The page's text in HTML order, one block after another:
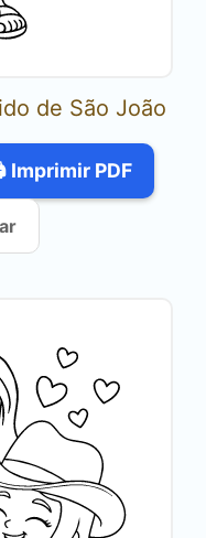
de São João
Imprimir PDF